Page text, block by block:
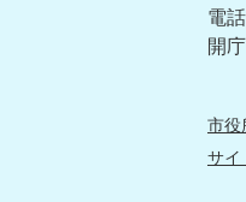
電
開
市役
サイ